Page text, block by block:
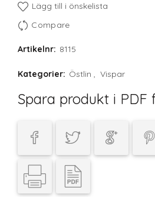
Lägg till i önskelista
Compare
Artikelnr: 8115
Kategorier: Östlin , Vispar
Spara produkt i PDF